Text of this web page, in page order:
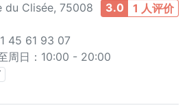
3.0 1 人评价
du Clisée, 75008
45 61 93 07
周日：10:00 - 20:00